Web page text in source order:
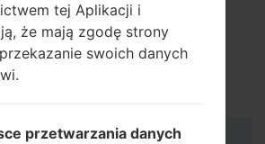
tej Aplikacji i
że mają zgodę strony
swoich danych
przetwarzania danych